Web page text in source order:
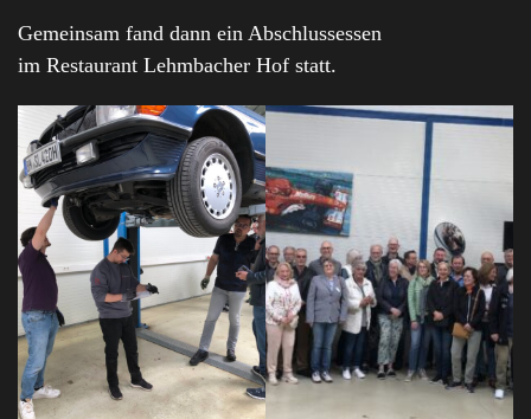
Gemeinsam fand dann ein Abschlussessen
im Restaurant Lehmbacher Hof statt.